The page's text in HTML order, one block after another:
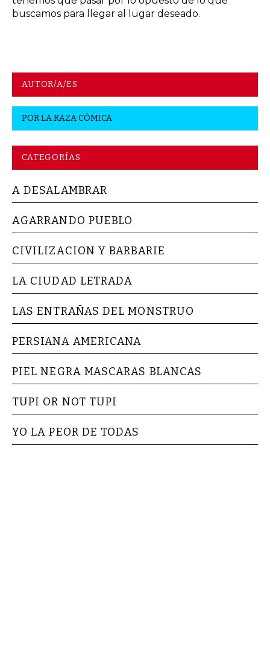
buscamos para llegar al lugar deseado.
AUTOR/A/ES
PORLA RAZA CÓMICA
CATEGORÍAS
A DESALAMBRAR
AGARRANDO PUEBLO
CIVILIZACION Y BARBARIE
LA CIUDAD LETRADA
LAS ENTRAÑAS DEL MONSTRUO
PERSIANA AMERICANA
PIEL NEGRA MASCARAS BLANCAS
TUPI OR NOT TUPI
YO LA PEOR DE TODAS